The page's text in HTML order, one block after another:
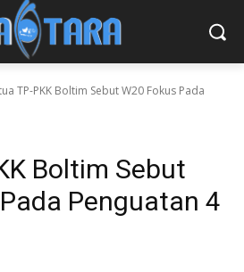
TP-PKK Boltim Sebut W20 Fokus Pada
Boltim Sebut
Penguatan 4